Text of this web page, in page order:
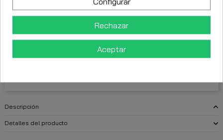
eclipse negro pantalón cuadriculado hombre
FECHA ESTIMADA DE ENTREGA:
CttExpress 24/48h -Martes 11 Agosto, 2026
Descripción
Detalles del producto
Rechazar
Aceptar